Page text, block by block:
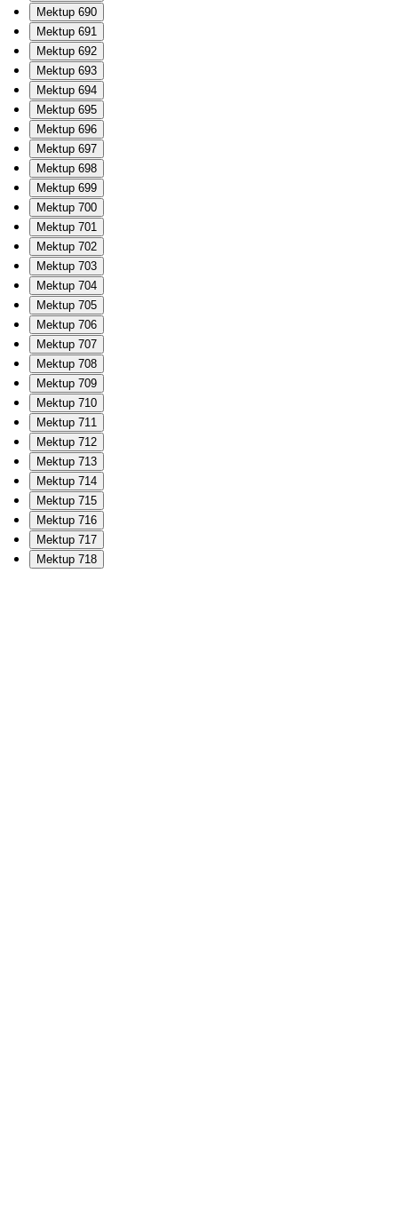
Mektup 690
Mektup 691
Mektup 692
Mektup 693
Mektup 694
Mektup 695
Mektup 696
Mektup 697
Mektup 698
Mektup 699
Mektup 700
Mektup 701
Mektup 702
Mektup 703
Mektup 704
Mektup 705
Mektup 706
Mektup 707
Mektup 708
Mektup 709
Mektup 710
Mektup 711
Mektup 712
Mektup 713
Mektup 714
Mektup 715
Mektup 716
Mektup 717
Mektup 718